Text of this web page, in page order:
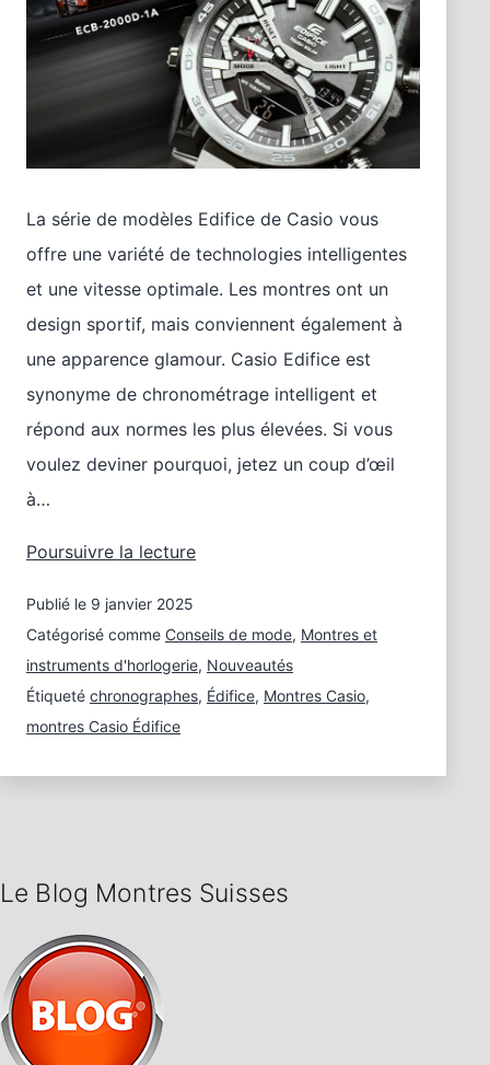
La série de modèles Edifice de Casio vous
offre une variété de technologies intelligentes
et une vitesse optimale. Les montres ont un
design sportif, mais conviennent également à
une apparence glamour. Casio Edifice est
synonyme de chronométrage intelligent et
répond aux normes les plus élevées. Si vous
voulez deviner pourquoi, jetez un coup d’œil
à…
Poursuivre la lectureCasio
Montres
multifonctions
intelligentes
Publié le 9 janvier 2025
Catégorisé comme Conseils de mode, Montres et
instruments d'horlogerie, Nouveautés
Étiqueté chronographes, Édifice, Montres Casio,
montres Casio Édifice
Le Blog Montres Suisses